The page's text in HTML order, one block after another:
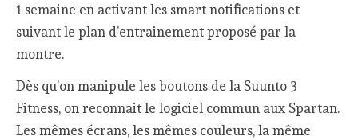
1 semaine en activant les smart notifications et
suivant le plan d’entrainement proposé par la
montre.
Dès qu’on manipule les boutons de la Suunto 3
Fitness, on reconnait le logiciel commun aux Spartan.
Les mêmes écrans, les mêmes couleurs, la même